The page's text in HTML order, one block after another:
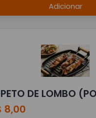
Adicionar
DE LOMBO
8,00